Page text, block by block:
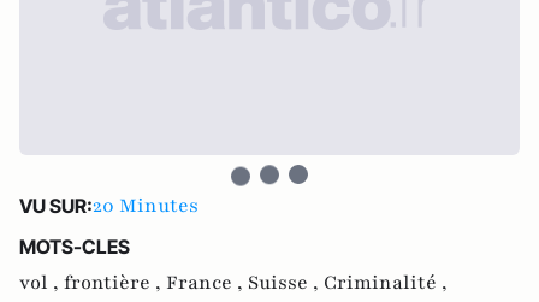
VU SUR:20 Minutes
MOTS-CLES
vol , frontière , France , Suisse , Criminalité ,